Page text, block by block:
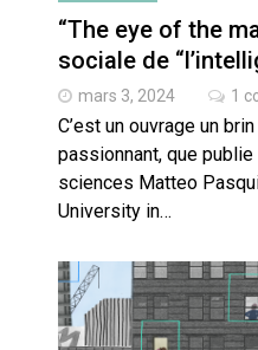
“The eye of the
sociale de
mars 3, 2024 1
C’est un ouvrage un
passionnant, que
sciences Matteo
University in…